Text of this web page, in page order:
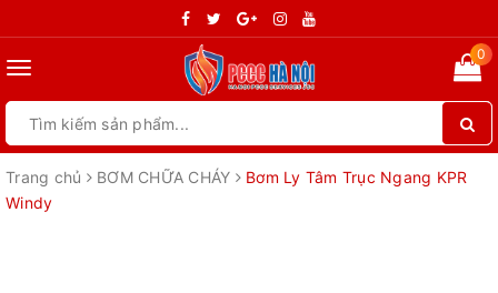
Toggle
0
Trang chủ BƠM CHỮA CHÁY
Bơm Ly Tâm Trục Ngang KPR
Windy